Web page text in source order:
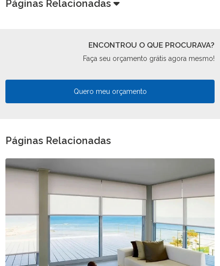
Páginas Relacionadas
ENCONTROU O QUE PROCURAVA?
Faça seu orçamento grátis agora mesmo!
Quero meu orçamento
Páginas Relacionadas